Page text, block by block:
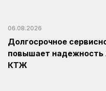
06.08.2026
Долгосрочное
повышает надежность
КТЖ